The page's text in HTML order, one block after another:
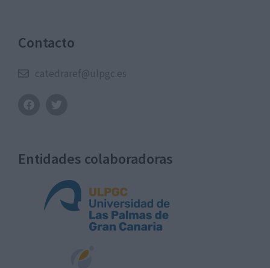
Contacto
catedraref@ulpgc.es
Entidades colaboradoras